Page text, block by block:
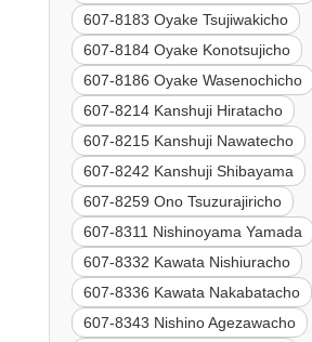
607-8183 Oyake Tsujiwakicho
607-8184 Oyake Konotsujicho
607-8186 Oyake Wasenochicho
607-8214 Kanshuji Hiratacho
607-8215 Kanshuji Nawatecho
607-8242 Kanshuji Shibayama
607-8259 Ono Tsuzurajiricho
607-8311 Nishinoyama Yamada
607-8332 Kawata Nishiuracho
607-8336 Kawata Nakabatacho
607-8343 Nishino Agezawacho